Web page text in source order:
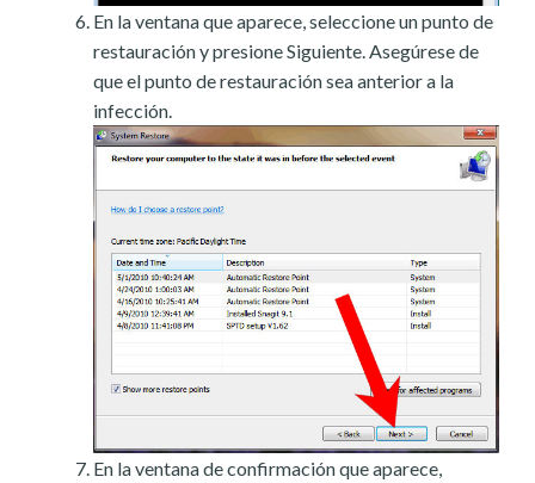
En la ventana que aparece, seleccione un punto de
restauración y presione Siguiente. Asegúrese de
que el punto de restauración sea anterior a la
infección.
En la ventana de confirmación que aparece,